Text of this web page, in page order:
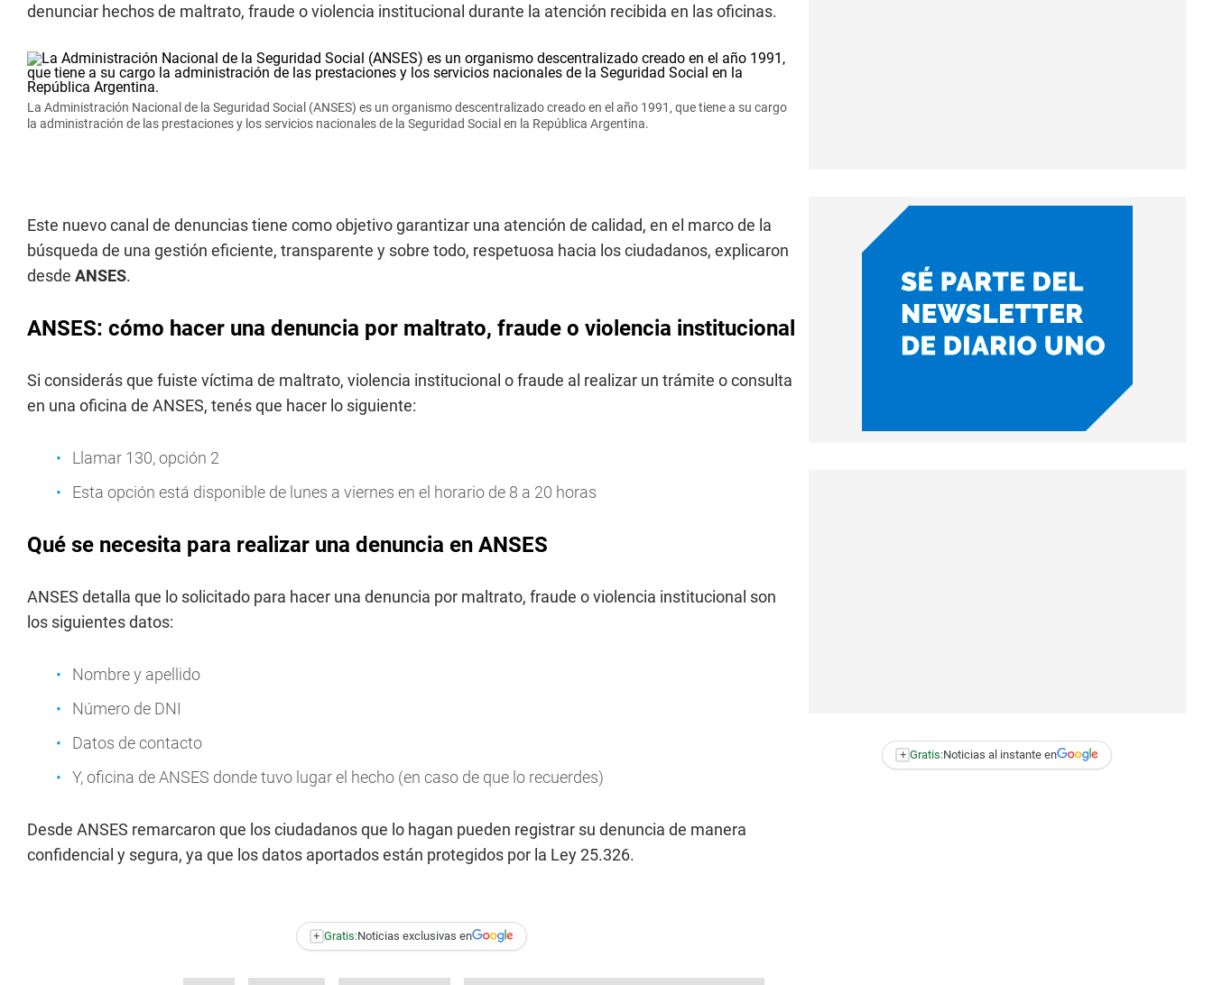
denunciar hechos de maltrato, fraude o violencia institucional durante la atención recibida en las oficinas.
La Administración Nacional de la Seguridad Social (ANSES) es un organismo descentralizado creado en el año 1991, que tiene a su cargo
la administración de las prestaciones y los servicios nacionales de la Seguridad Social en la República Argentina.
Este nuevo canal de denuncias tiene como objetivo garantizar una atención de calidad, en el marco de la
búsqueda de una gestión eficiente, transparente y sobre todo, respetuosa hacia los ciudadanos, explicaron
desde ANSES.
ANSES: cómo hacer una denuncia por maltrato, fraude o violencia institucional
Si considerás que fuiste víctima de maltrato, violencia institucional o fraude al realizar un trámite o consulta
en una oficina de ANSES, tenés que hacer lo siguiente:
Llamar 130, opción 2
Esta opción está disponible de lunes a viernes en el horario de 8 a 20 horas
Qué se necesita para realizar una denuncia en ANSES
ANSES detalla que lo solicitado para hacer una denuncia por maltrato, fraude o violencia institucional son
los siguientes datos:
Nombre y apellido
Número de DNI
Datos de contacto
Y, oficina de ANSES donde tuvo lugar el hecho (en caso de que lo recuerdes)
Desde ANSES remarcaron que los ciudadanos que lo hagan pueden registrar su denuncia de manera
confidencial y segura, ya que los datos aportados están protegidos por la Ley 25.326.
+ Gratis:Noticias exclusivas en
+ Gratis:Noticias al instante en